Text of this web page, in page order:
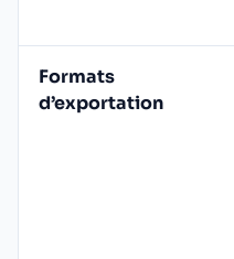
Formats
d’exportation